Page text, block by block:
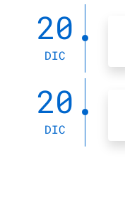
20
DIC
20
DIC